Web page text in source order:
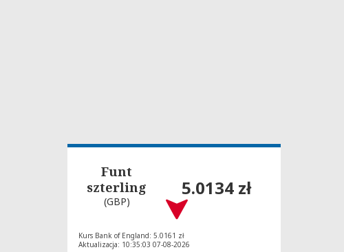
Funt
szterling
(GBP)
5.0134 zł
Kurs Bank of England: 5.0161 zł
Aktualizacja: 10:35:03 07-08-2026